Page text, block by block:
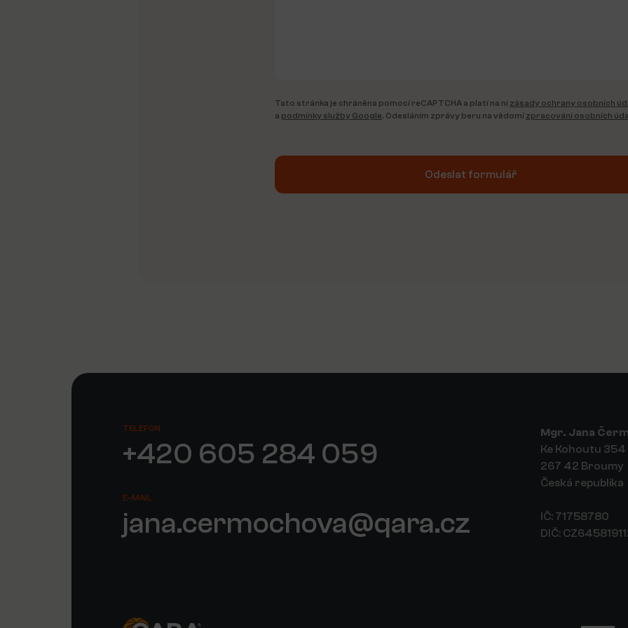
Tato stránka je chráněna pomocí reCAPTCHA a platí na ni zásady ochrany osobních
a podmínky služby Google. Odesláním zprávy beru na vědomí zpracování osobních
Odeslat formulář
TELEFON
+420 605 284 059
E-MAIL
jana.cermochova@qara.cz
Mgr. Jana
Ke Kohoutu 354
267 42 Broumy
Česká republika
IČ: 71758780
DIČ: